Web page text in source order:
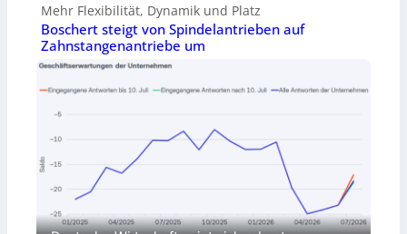
Mehr Flexibilität, Dynamik und Platz
Boschert steigt von Spindelantrieben auf
Zahnstangenantriebe um